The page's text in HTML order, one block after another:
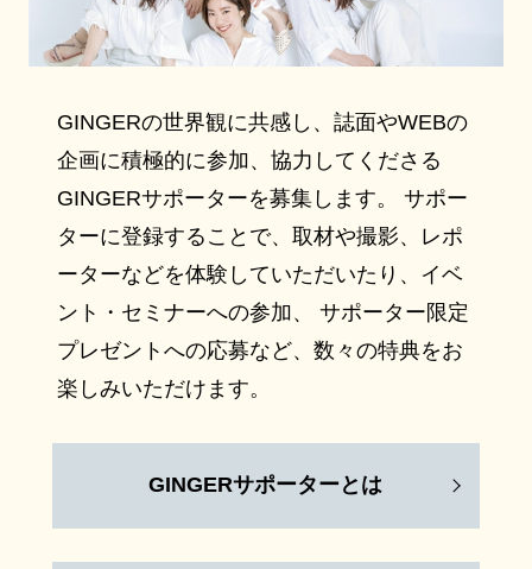
GINGERの世界観に共感し、誌面やWEBの
企画に積極的に参加、協力してくださる
GINGERサポーターを募集します。 サポー
ターに登録することで、取材や撮影、レポ
ーターなどを体験していただいたり、イベ
ント・セミナーへの参加、 サポーター限定
プレゼントへの応募など、数々の特典をお
楽しみいただけます。
GINGERサポーターとは